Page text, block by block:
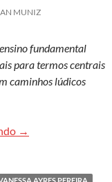
MUNIZ
fundamental
para termos centrais
caminhos lúdicos
Volta às aulas: a
→